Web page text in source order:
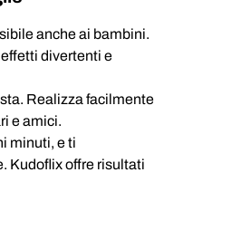
anche ai bambini.
divertenti e
Realizza facilmente
e amici.
minuti, e ti
Kudoflix offre risultati